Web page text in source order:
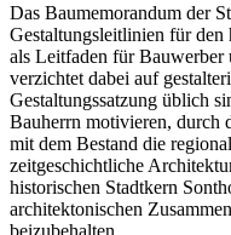
Das Baumemorandum der
Gestaltungsleitlinien für den
als Leitfaden für
verzichtet dabei auf
Gestaltungssatzung üblich
Bauherrn motivieren, durch
mit dem Bestand die
zeitgeschichtliche
historischen Stadtkern
architektonischen
beizubehalten.